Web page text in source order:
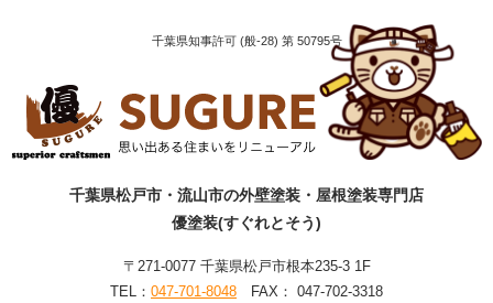
千葉県知事許可 (般-28) 第 50795号
千葉県松戸市・流山市の外壁塗装・屋根塗装専門店
優塗装(すぐれとそう)
〒271-0077 千葉県松戸市根本235-3 1F
TEL： 047-701-8048 FAX： 047-702-3318